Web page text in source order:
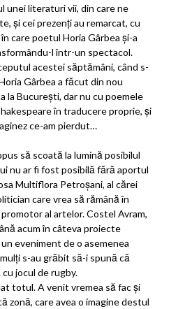
unei literaturi vii, din care ne
şi cei prezenţi au remarcat, cu
care poetul Horia Gârbea şi-a
l într-un spectacol.
acestei săptămâni, când s-
Gârbea a făcut din nou
la Bucureşti, dar nu cu poemele
în traducere proprie, şi
ce-am pierdut…
să scoată la lumină posibilul
nu ar fi fost posibilă fără aportul
Multiflora Petroşani, al cărei
care vrea să rămână în
al artelor. Costel Avram,
acum în câteva proiecte
eveniment de o asemenea
s-au grăbit să-i spună că
jocul de rugby.
totul. A venit vremea să fac şi
zonă, care avea o imagine destul